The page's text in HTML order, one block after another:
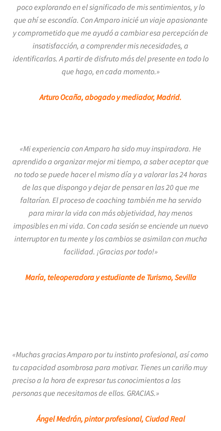
poco explorando en el significado de mis sentimientos, y lo
que ahí se escondía. Con Amparo inicié un viaje apasionante
y comprometido que me ayudó a cambiar esa percepción de
insatisfacción, a comprender mis necesidades, a
identificarlas. A partir de disfruto más del presente en todo lo
que hago, en cada momento.»
Arturo Ocaña, abogado y mediador, Madrid.
«Mi experiencia con Amparo ha sido muy inspiradora. He
aprendido a organizar mejor mi tiempo, a saber aceptar que
no todo se puede hacer el mismo día y a valorar las 24 horas
de las que dispongo y dejar de pensar en las 20 que me
faltarían. El proceso de coaching también me ha servido
para mirar la vida con más objetividad, hay menos
imposibles en mi vida. Con cada sesión se enciende un nuevo
interruptor en tu mente y los cambios se asimilan con mucha
facilidad. ¡Gracias por todo!»
María, teleoperadora y estudiante de Turismo, Sevilla
«Muchas gracias Amparo por tu instinto profesional, así como
tu capacidad asombrosa para motivar. Tienes un cariño muy
preciso a la hora de expresar tus conocimientos a las
personas que necesitamos de ellos. GRACIAS.»
Ángel Medrán, pintor profesional, Ciudad Real